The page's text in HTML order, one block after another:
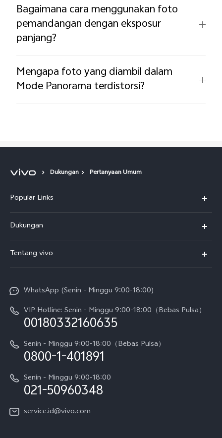
Bagaimana cara menggunakan foto
pemandangan dengan eksposur
panjang?
Mengapa foto yang diambil dalam
Mode Panorama terdistorsi? ​
Dukungan Pertanyaan Umum
Popular Links
T5
T5 Pro
V70
V70 FE
Y05
X300 Pro
Gerai Terdekat
Dukungan
Service Center
Funtouch OS
Pembaruan Sistem
Harga Spare Part
Otentikasi IMEI
Kebijakan Garansi vivo
Layanan Perbaikan Antar Jemput
Tentang vivo
Sejarah
Berita
Pemberitahuan Hukum
Tentang Kami
Pusat Privasi vivo
WhatsApp (Senin - Minggu 9:00-18:00)
VIP Hotline: Senin - Minggu 9:00-18:00（Bebas Pulsa）
00180332160635
Senin - Minggu 9:00-18:00（Bebas Pulsa）
0800-1-401891
Senin - Minggu 9:00-18:00
021-50960348
service.id@vivo.com